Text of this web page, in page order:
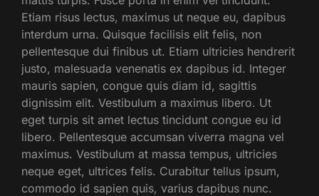
Etiam risus lectus, maximus ut neque eu, dapibus
interdum urna. Quisque facilisis elit felis, non
pellentesque dui finibus ut. Etiam ultricies hendrerit
justo, malesuada venenatis ex dapibus id. Integer
mauris sapien, congue quis diam id, sagittis
dignissim elit. Vestibulum a maximus libero. Ut
eget turpis sit amet lectus tincidunt congue eu id
libero. Pellentesque accumsan viverra magna vel
maximus. Vestibulum at massa tempus, ultricies
neque eget, ultrices felis. Curabitur tellus ipsum,
commodo id sapien quis, varius dapibus nunc.